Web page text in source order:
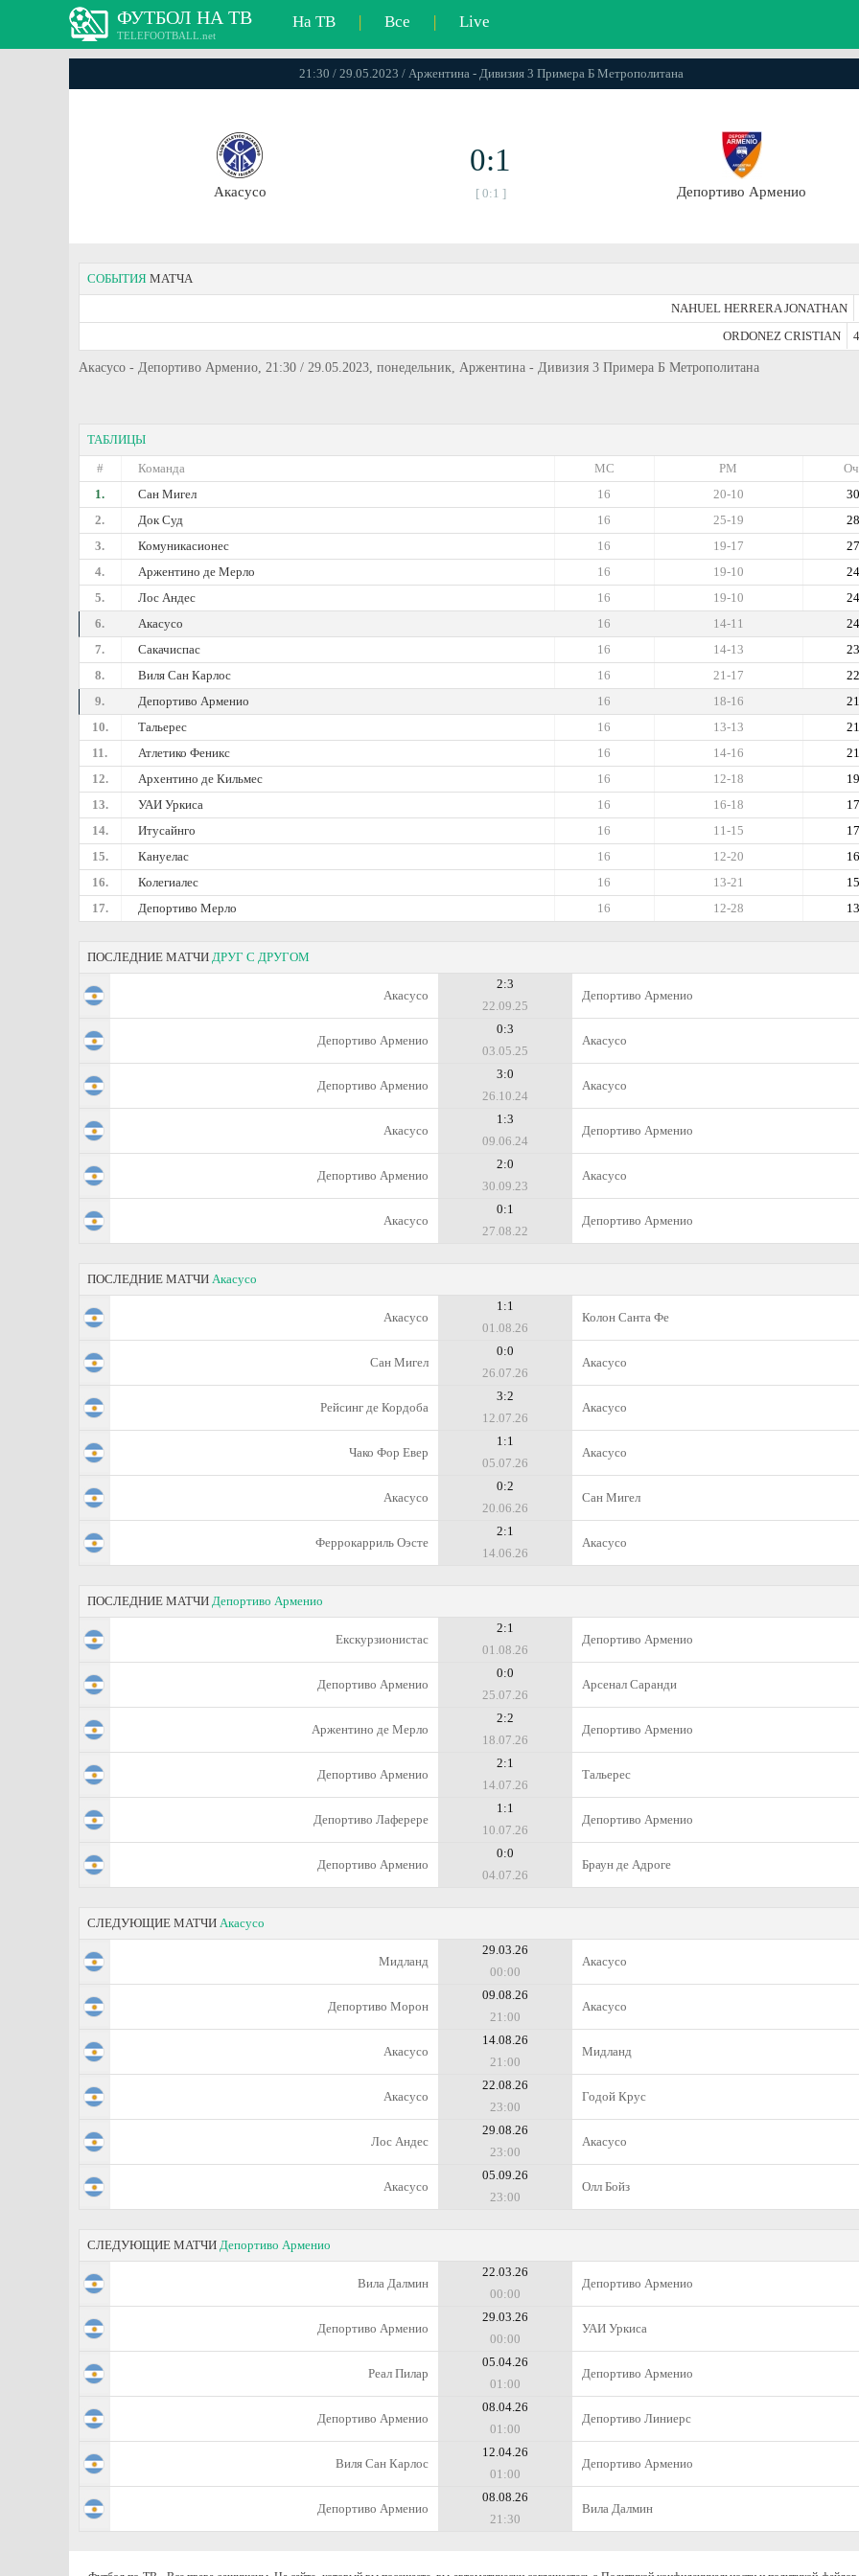
ФУТБОЛ НА ТВ
TELEFOOTBALL.net
На ТВ | Все | Live
21:30 / 29.05.2023 / Аржентина - Дивизия 3 Примера Б Метрополитана
Акасусо
0:1
[ 0:1 ] Депортиво Арменио
СОБЫТИЯ МАТЧА
NAHUEL HERRERA JONATHAN
ORDONEZ CRISTIAN
Акасусо - Депортиво Арменио, 21:30 / 29.05.2023, понедельник, Аржентина - Дивизия 3 Примера Б Метрополитана
ТАБЛИЦЫ
#
Команда РМ
МС
1.
Сан Мигел 30
20-10
16
2.
Док Суд 28
25-19
16
3.
Комуникасионес 27
19-17
16
4.
Аржентино де Мерло 24
19-10
16
5.
Лос Андес 24
19-10
16
6.
Акасусо 24
14-11
16
7.
Сакачиспас 23
14-13
16
8.
Виля Сан Карлос 22
21-17
16
9.
Депортиво Арменио 21
18-16
16
10.
Тальерес 21
13-13
16
11.
Атлетико Феникс 21
14-16
16
12.
Архентино де Кильмес 19
12-18
16
13.
УАИ Уркиса 17
16-18
16
14.
Итусайнго 17
11-15
16
15.
Кануелас 16
12-20
16
16.
Колегиалес 15
13-21
16
17.
Депортиво Мерло 13
12-28
16
ПОСЛЕДНИЕ МАТЧИ ДРУГ С ДРУГОМ
Акасусо
2:3
22.09.25
Депортиво Арменио
Депортиво Арменио
0:3
03.05.25
Акасусо
Депортиво Арменио
3:0
26.10.24
Акасусо
Акасусо
1:3
09.06.24
Депортиво Арменио
Депортиво Арменио
2:0
30.09.23
Акасусо
Акасусо
0:1
27.08.22
Депортиво Арменио
ПОСЛЕДНИЕ МАТЧИ Акасусо
Акасусо
1:1
01.08.26
Колон Санта Фе
Сан Мигел
0:0
26.07.26
Акасусо
Рейсинг де Кордоба
3:2
12.07.26
Акасусо
Чако Фор Евер
1:1
05.07.26
Акасусо
Акасусо
0:2
20.06.26
Сан Мигел
Феррокарриль Оэсте
2:1
14.06.26
Акасусо
ПОСЛЕДНИЕ МАТЧИ Депортиво Арменио
Екскурзионистас
2:1
01.08.26
Депортиво Арменио
Депортиво Арменио
0:0
25.07.26
Арсенал Саранди
Аржентино де Мерло
2:2
18.07.26
Депортиво Арменио
Депортиво Арменио
2:1
14.07.26
Тальерес
Депортиво Лаферере
1:1
10.07.26
Депортиво Арменио
Депортиво Арменио
0:0
04.07.26
Браун де Адроге
СЛЕДУЮЩИЕ МАТЧИ Акасусо
Мидланд
29.03.26
00:00
Акасусо
Депортиво Морон
09.08.26
21:00
Акасусо
Акасусо
14.08.26
21:00
Мидланд
Акасусо
22.08.26
23:00
Годой Крус
Лос Андес
29.08.26
23:00
Акасусо
Акасусо
05.09.26
23:00
Олл Бойз
СЛЕДУЮЩИЕ МАТЧИ Депортиво Арменио
Вила Далмин
22.03.26
00:00
Депортиво Арменио
Депортиво Арменио
29.03.26
00:00
УАИ Уркиса
Реал Пилар
05.04.26
01:00
Депортиво Арменио
Депортиво Арменио
08.04.26
01:00
Депортиво Линиерс
Виля Сан Карлос
12.04.26
01:00
Депортиво Арменио
Депортиво Арменио
08.08.26
21:30
Вила Далмин